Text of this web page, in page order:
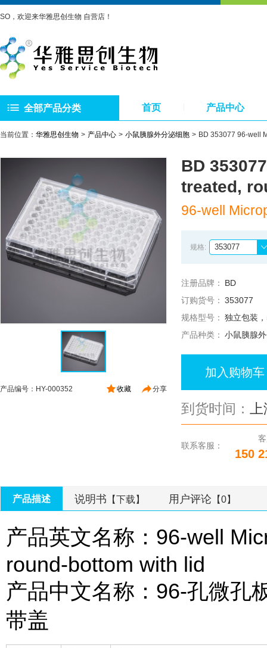
SO，欢迎来华雅思创生物 自营店！
全部产品分类 首页 产品中心
当前位置： 华雅思创生物 产品中心 小鼠胰腺外分泌细胞 BD 353077 96-well
分享
收藏
产品编号：HY-000352
BD
treated,
96-well
规格: 353077
注册品牌：
BD
订购货号： 353077
规格型号： 独立包装
产品种类： 小鼠胰腺
加入购物车
到货时间：
联系客服：
150
产品描述 说明书 【下载】 用户评论 【0】
产品英文名称：96-well
round-bottom with lid
产品中文名称：96-孔微孔
带盖